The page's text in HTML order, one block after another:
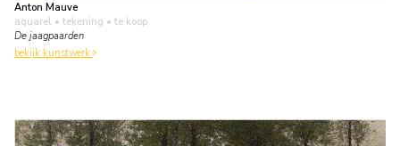
Anton Mauve
aquarel • tekening • te koop
De jaagpaarden
bekijk kunstwerk